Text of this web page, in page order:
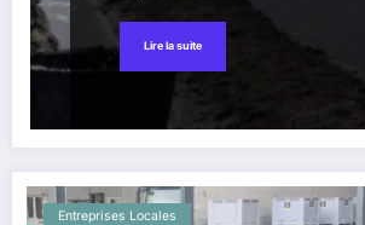
Lire la suite
Entreprises Locales